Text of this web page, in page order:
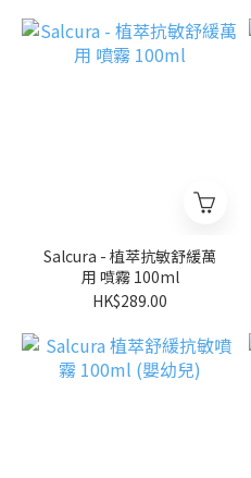
Salcura - 植萃抗敏舒緩萬
用 噴霧 100ml
HK$289.00